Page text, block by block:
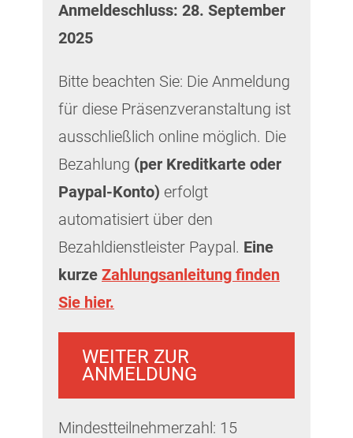
Anmeldeschluss: 28. September
2025
Bitte beachten Sie: Die Anmeldung
für diese Präsenzveranstaltung ist
ausschließlich online möglich. Die
Bezahlung (per Kreditkarte oder
Paypal-Konto) erfolgt
automatisiert über den
Bezahldienstleister Paypal. Eine
kurze Zahlungsanleitung finden
Sie hier.
WEITER ZUR
ANMELDUNG
Mindestteilnehmerzahl: 15